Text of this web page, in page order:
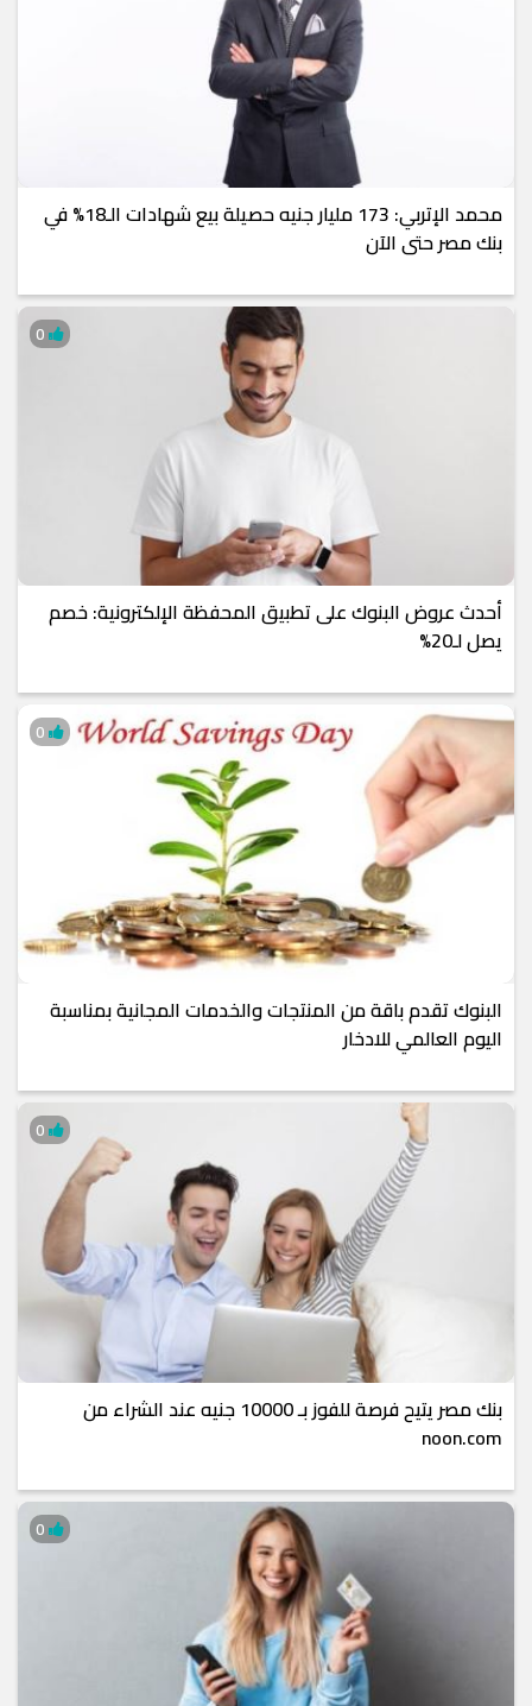
محمد الإتربي: 173 مليار جنيه حصيلة بيع شهادات الـ18% في
بنك مصر حتى الآن
أحدث عروض البنوك على تطبيق المحفظة الإلكترونية: خصم
يصل لـ20%
البنوك تقدم باقة من المنتجات والخدمات المجانية بمناسبة
اليوم العالمي للادخار
بنك مصر يتيح فرصة للفوز بـ 10000 جنيه عند الشراء من
noon.com